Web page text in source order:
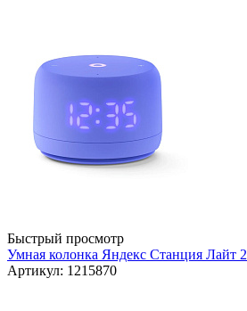
Быстрый просмотр
Умная колонка Яндекс Станция Лайт
Артикул: 1215870